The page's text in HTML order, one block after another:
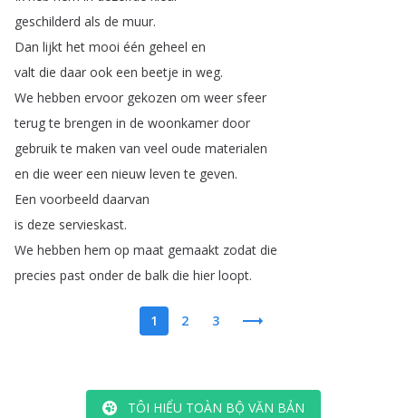
geschilderd als de muur.
Dan lijkt het mooi één geheel en
valt die daar ook een beetje in weg.
We hebben ervoor gekozen om weer sfeer
terug te brengen in de woonkamer door
gebruik te maken van veel oude materialen
en die weer een nieuw leven te geven.
Een voorbeeld daarvan
is deze servieskast.
We hebben hem op maat gemaakt zodat die
precies past onder de balk die hier loopt.
1 2 3
TÔI HIỂU TOÀN BỘ VĂN BẢN